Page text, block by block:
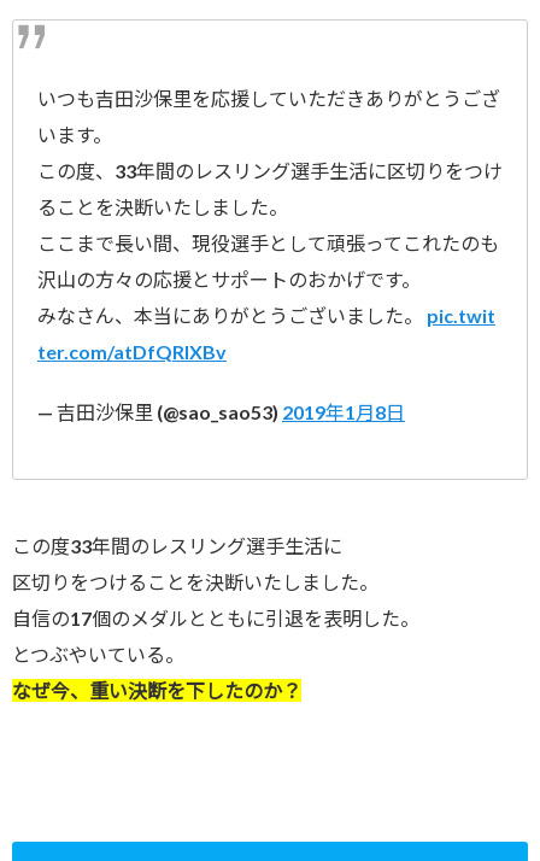
いつも吉田沙保里を応援していただきありがとうござ
います。
この度、33年間のレスリング選手生活に区切りをつけ
ることを決断いたしました。
ここまで長い間、現役選手として頑張ってこれたのも
沢山の方々の応援とサポートのおかげです。
みなさん、本当にありがとうございました。 pic.twit
ter.com/atDfQRlXBv
— 吉田沙保里 (@sao_sao53) 2019年1月8日
この度33年間のレスリング選手生活に
区切りをつけることを決断いたしました。
自信の17個のメダルとともに引退を表明した。
とつぶやいている。
なぜ今、重い決断を下したのか？